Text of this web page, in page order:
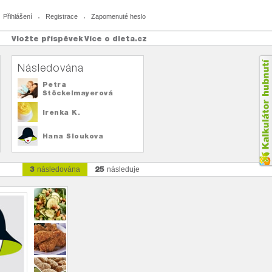
Přihlášení Registrace Zapomenuté heslo
Více o dieta.cz
Vložte příspěvek
Následována
Petra
Stöckelmayerová
Irenka K.
Hana Sloukova
3 následována 25 následuje